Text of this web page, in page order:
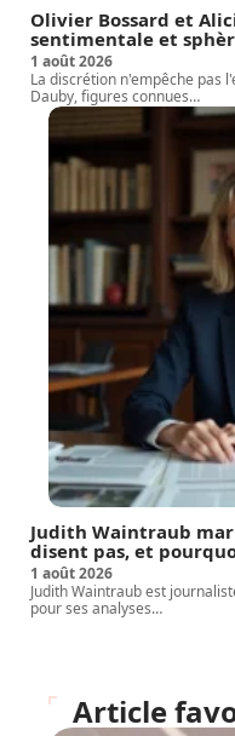
Olivier Bossard et
sentimentale et
1 août 2026
La discrétion n'empêche pas
Dauby, figures connues…
Judith Waintraub
disent pas, et
1 août 2026
Judith Waintraub est
pour ses analyses…
Article